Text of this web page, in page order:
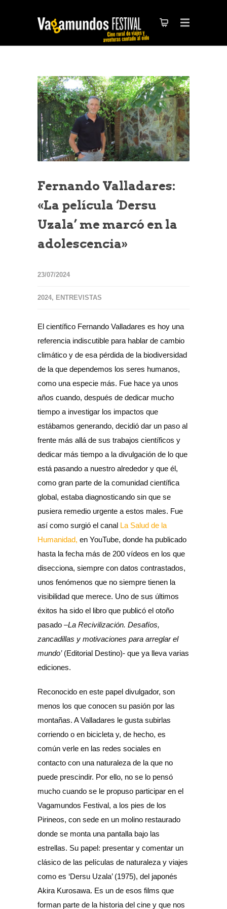
Fernando Valladares:
«La película ‘Dersu
Uzala’ me marcó en la
adolescencia»
23/07/2024
2024, ENTREVISTAS
El científico Fernando Valladares es hoy una
referencia indiscutible para hablar de cambio
climático y de esa pérdida de la biodiversidad
de la que dependemos los seres humanos,
como una especie más. Fue hace ya unos
años cuando, después de dedicar mucho
tiempo a investigar los impactos que
estábamos generando, decidió dar un paso al
frente más allá de sus trabajos científicos y
dedicar más tiempo a la divulgación de lo que
está pasando a nuestro alrededor y que él,
como gran parte de la comunidad científica
global, estaba diagnosticando sin que se
pusiera remedio urgente a estos males. Fue
así como surgió el canal La Salud de la
Humanidad, en YouTube, donde ha publicado
hasta la fecha más de 200 vídeos en los que
disecciona, siempre con datos contrastados,
unos fenómenos que no siempre tienen la
visibilidad que merece. Uno de sus últimos
éxitos ha sido el libro que publicó el otoño
pasado –La Recivilización. Desafíos,
zancadillas y motivaciones para arreglar el
mundo’(Editorial Destino)- que ya lleva varias
ediciones.
Reconocido en este papel divulgador, son
menos los que conocen su pasión por las
montañas. A Valladares le gusta subirlas
corriendo o en bicicleta y, de hecho, es
común verle en las redes sociales en
contacto con una naturaleza de la que no
puede prescindir. Por ello, no se lo pensó
mucho cuando se le propuso participar en el
Vagamundos Festival, a los pies de los
Pirineos, con sede en un molino restaurado
donde se monta una pantalla bajo las
estrellas. Su papel: presentar y comentar un
clásico de las películas de naturaleza y viajes
como es ‘Dersu Uzala’ (1975), del japonés
Akira Kurosawa. Es un de esos films que
forman parte de la historia del cine y que nos